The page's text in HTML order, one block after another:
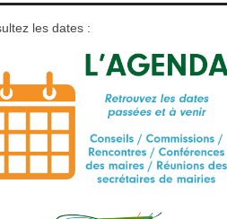
les dates :